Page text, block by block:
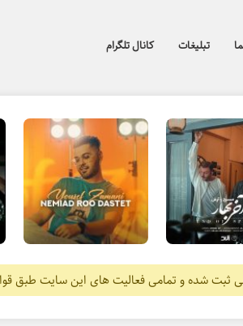
تبلیغات کانال تلگرام
ثبت شده و تمامی فعالیت های این سایت طبق